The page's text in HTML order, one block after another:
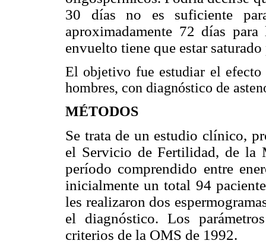
30 días no es suficiente
aproximadamente 72 días
envuelto tiene que estar
El objetivo fue estudiar el
hombres, con diagnóstico de
MÉTODOS
Se trata de un estudio clínico,
el Servicio de Fertilidad, de la
período comprendido entre
inicialmente un total 94
les realizaron dos
el diagnóstico. Los
criterios de la OMS de 1992.